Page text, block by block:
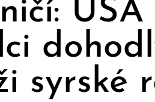
USA
syrské